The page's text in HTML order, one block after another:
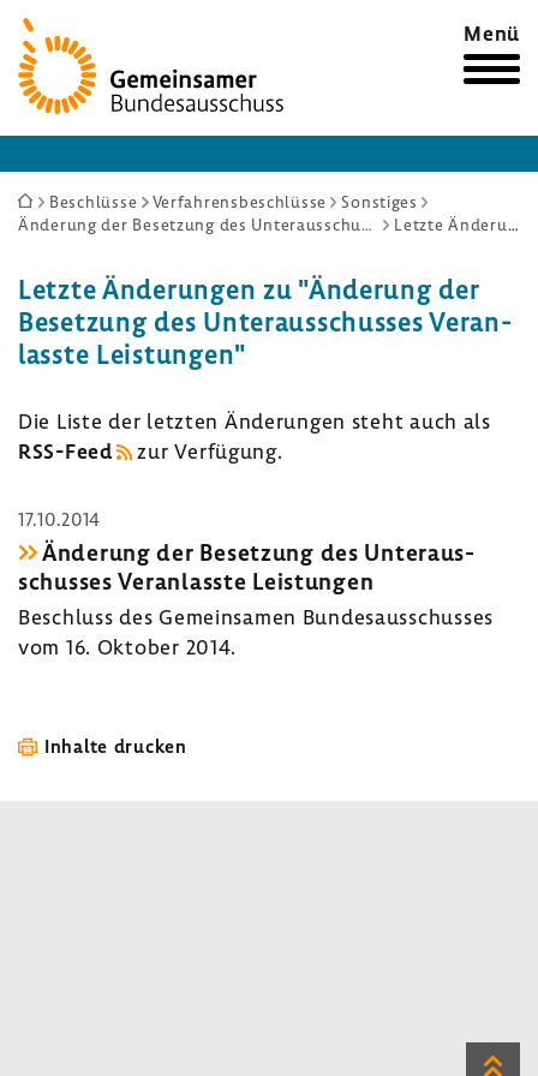
Zur
Startseite
Menü
Sie
sind
Beschlüsse Verfahrensbeschlüsse
Sonstiges
Änderung der Besetzung des Unterausschusses Veranlasste Leistungen
Letzte Änderungen
Letzte Ände­rungen zu "Ände­rung der
Beset­zung des Unter­aus­schusses Veran­
lasste Leis­tungen"
Die Liste der letzten Ände­rungen steht auch als
RSS-​Feed
zur Verfü­gung.
17.10.2014
Ände­rung der Beset­zung des Unter­aus­
schusses Veran­lasste Leis­tungen
Beschluss des Gemein­samen Bundes­aus­schusses
vom 16. Oktober 2014.
Inhalte drucken
Zum